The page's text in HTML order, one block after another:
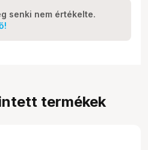
senki nem értékelte.
termékek